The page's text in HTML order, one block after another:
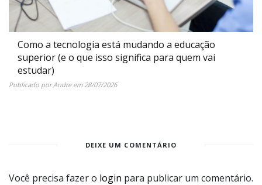
Como a tecnologia está mudando a educação
superior (e o que isso significa para quem vai
estudar)
Publicado porAndreem 28/07/2026
DEIXE UM COMENTÁRIO
Você precisa fazer o login para publicar um comentário.